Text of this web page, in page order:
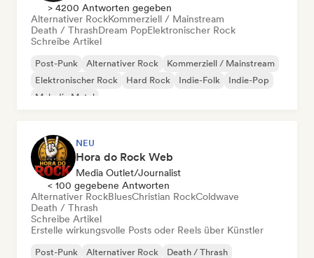
> 4200 Antworten gegeben
Alternativer RockKommerziell / Mainstream
Death / ThrashDream PopElektronischer Rock
Schreibe Artikel
Post-Punk Alternativer Rock
Kommerziell / Mainstream
Elektronischer Rock
Hard Rock Indie-Folk
Indie-Pop
Melodic Metal
NEU
Hora do Rock Web
Media Outlet/Journalist
< 100 gegebene Antworten
Alternativer RockBluesChristian RockColdwave
Death / Thrash
Schreibe Artikel
Erstelle wirkungsvolle Posts oder Reels über Künstler
Post-Punk Alternativer Rock
Death / Thrash